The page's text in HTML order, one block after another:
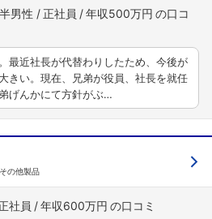
男性 正社員 年収500万円
最近社長が代替わりしたため、今後が
きい。現在、兄弟が役員、社長を就任
げんかにて方針がぶ…
その他製品
社員 年収600万円